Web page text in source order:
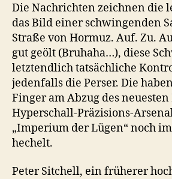
Die Nachrichten zeichnen die
das Bild einer schwingenden
Straße von Hormuz. Auf. Zu.
gut geölt (Bruhaha…), diese
letztendlich tatsächliche
jedenfalls die Perser. Die
Finger am Abzug des
Hyperschall-Präzisions-
„Imperium der Lügen“ noch
hechelt.
Peter Sitchell, ein früherer